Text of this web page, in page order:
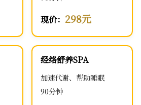
现价： 298元
经络舒养SPA
加速代谢、帮助睡眠
90分钟